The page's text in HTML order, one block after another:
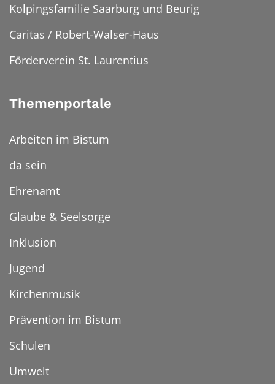
Kolpingsfamilie Saarburg und Beurig
Caritas / Robert-Walser-Haus
Förderverein St. Laurentius
Themenportale
Arbeiten im Bistum
da sein
Ehrenamt
Glaube & Seelsorge
Inklusion
Jugend
Kirchenmusik
Prävention im Bistum
Schulen
Umwelt